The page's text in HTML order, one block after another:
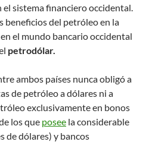
el sistema financiero occidental.
beneficios del petróleo en la
el mundo bancario occidental
petrodólar.
ambos países nunca obligó a
de petróleo a dólares ni a
exclusivamente en bonos
los que posee la considerable
de dólares) y bancos